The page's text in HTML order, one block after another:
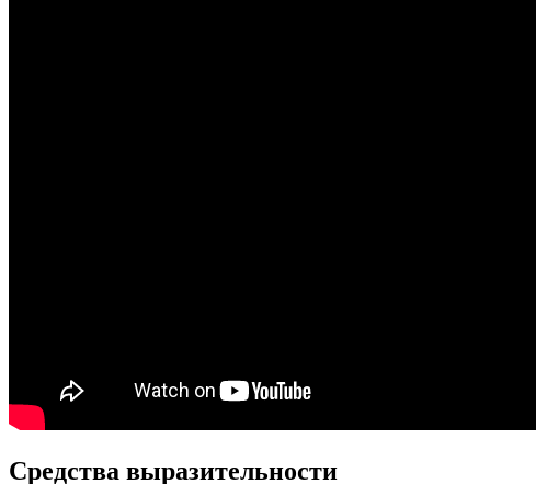
Средства выразительности